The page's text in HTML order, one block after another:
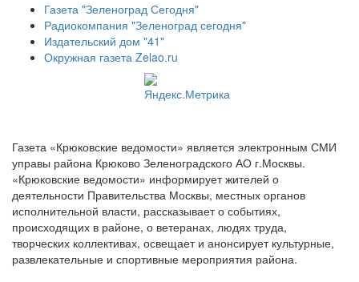
Газета "Зеленоград Сегодня"
Радиокомпания "Зеленоград сегодня"
Издательский дом "41"
Окружная газета Zelao.ru
Газета «Крюковские ведомости» является электронным СМИ
управы района Крюково Зеленоградского АО г.Москвы.
«Крюковские ведомости» информирует жителей о
деятельности Правительства Москвы, местных органов
исполнительной власти, рассказывает о событиях,
происходящих в районе, о ветеранах, людях труда,
творческих коллективах, освещает и анонсирует культурные,
развлекательные и спортивные мероприятия района.